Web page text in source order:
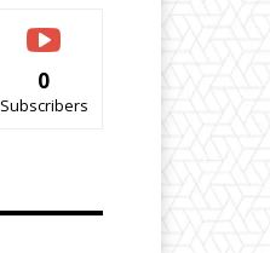
0
Subscribers